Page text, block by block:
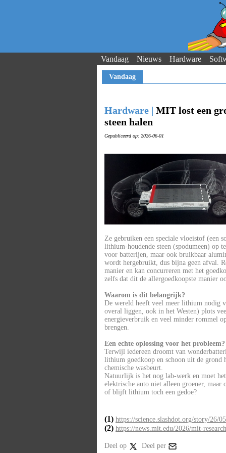
Vandaag Nieuws Hardware
Vandaag
Hardware | MIT lost een
steen halen
Gepubliceerd op: 2026-06-01
Ze gebruiken een speciale vloeistof (een
lithium-houdende steen (spodumeen) op
voor batterijen, maar ook bruikbaar
wordt hergebruikt, dus bijna geen afval.
manier en kan concurreren met het
zelfs dat dit de allergoedkoopste manier
Waarom is dit belangrijk?
De wereld heeft veel meer lithium nodig
overal liggen, ook in het Westen) plots
energieverbruik en veel minder rommel
brengen.
Een echte oplossing voor het probleem?
Terwijl iedereen droomt van
lithium goedkoop en schoon uit de grond
chemische wasbeurt.
Natuurlijk is het nog lab-werk en moet
elektrische auto niet alleen groener,
of blijft lithium toch een gedoe?
(1) https://science.slashdot.org/story/26/
(2) https://news.mit.edu/2026/mit-
Deel op Deel per